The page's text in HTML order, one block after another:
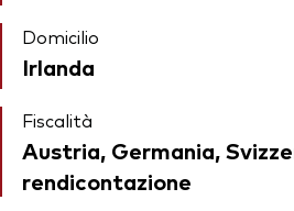
Domicilio
Irlanda
Fiscalità
Austria, Germania,
rendicontazione